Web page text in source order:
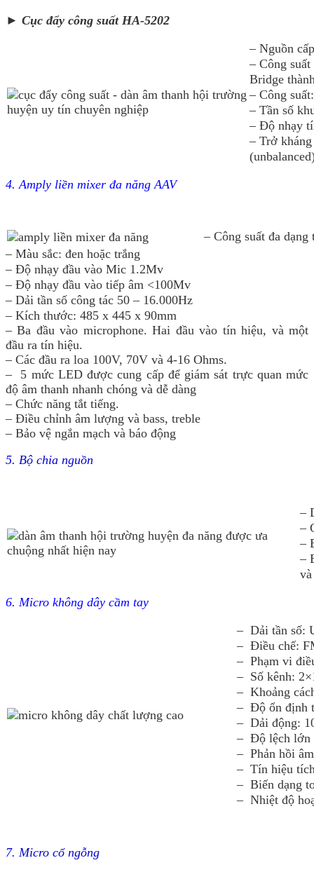
► Cục đẩy công suất HA-5202
– Nguồn
– Công
Bridge
– Công
– Tần số
– Độ nhạy
– Trở
4. Amply liền mixer đa năng AAV
– Công suất đa
– Màu sắc: đen hoặc trắng
– Độ nhạy đầu vào Mic 1.2Mv
– Độ nhạy đầu vào tiếp âm <100Mv
– Dải tần số công tác 50 – 16.000Hz
– Kích thước: 485 x 445 x 90mm
– Ba đầu vào microphone. Hai đầu vào tín hiệu, và một
đầu ra tín hiệu.
– Các đầu ra loa 100V, 70V và 4-16 Ohms.
– 5 mức LED được cung cấp để giám sát trực quan mức
độ âm thanh nhanh chóng và dễ dàng
– Chức năng tắt tiếng.
– Điều chỉnh âm lượng và bass, treble
– Bảo vệ ngắn mạch và báo động
5. Bộ chia nguồn
–
–
–
–
6. Micro không dây cầm tay
– Dải tần số:
– Điều chế:
– Phạm vi
– Số kênh:
– Khoảng
– Độ ổn định
– Dải động:
– Độ lệch lớn
– Phản hồi
– Tín hiệu
– Biến dạng
– Nhiệt độ
7. Micro cổ ngỗng